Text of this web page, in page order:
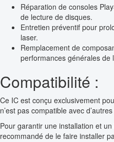
Réparation de consoles
de lecture de disques.
Entretien préventif pour
laser.
Remplacement de
performances générales de
Compatibilité :
Ce IC est conçu exclusivement
n’est pas compatible avec
Pour garantir une installation et
recommandé de le faire installer